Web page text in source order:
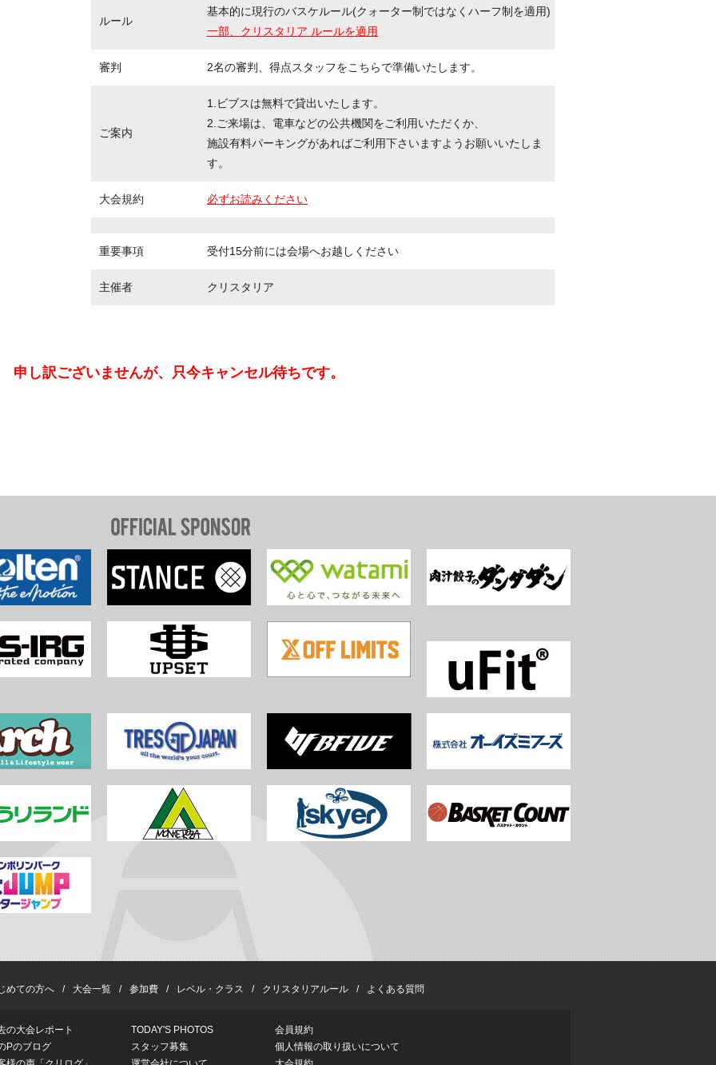
ルール
基本的に現行のバスケルール(クォーター制ではなくハーフ制を適用)
一部、クリスタリア ルールを適用
審判 2名の審判、得点スタッフをこちらで準備いたします。
ご案内
1.ビブスは無料で貸出いたします。
2.ご来場は、電車などの公共機関をご利用いただくか、
施設有料パーキングがあればご利用下さいますようお願いいたしま
す。
大会規約 必ずお読みください
重要事項 受付15分前には会場へお越しください
主催者 クリスタリア
申し訳ございませんが、只今キャンセル待ちです。
めての方へ 大会一覧 参加費 レベル・クラス クリスタリアルール よくある質問
の大会レポート
Pのブログ
TODAY'S PHOTOS
スタッフ募集
会員規約
個人情報の取り扱いについて